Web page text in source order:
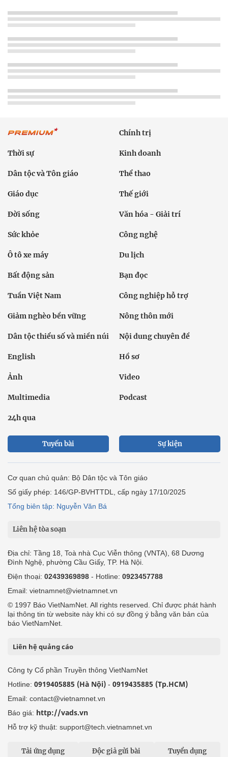
Chính trị
Thời sự Kinh doanh
Dân tộc và Tôn giáo Thể thao
Giáo dục Thế giới
Đời sống Văn hóa - Giải trí
Sức khỏe Công nghệ
Ô tô xe máy Du lịch
Bất động sản Bạn đọc
Tuần Việt Nam Công nghiệp hỗ trợ
Giảm nghèo bền vững Nông thôn mới
Dân tộc thiểu số và miền núi Nội dung chuyên đề
English Hồ sơ
Ảnh Video
Multimedia Podcast
24h qua
Tuyến bài Sự kiện
Cơ quan chủ quản: Bộ Dân tộc và Tôn giáo
Số giấy phép: 146/GP-BVHTTDL, cấp ngày 17/10/2025
Tổng biên tập: Nguyễn Văn Bá
Liên hệ tòa soạn
Địa chỉ: Tầng 18, Toà nhà Cục Viễn thông (VNTA), 68 Dương
Đình Nghệ, phường Cầu Giấy, TP. Hà Nội.
Điện thoại: 02439369898 - Hotline: 0923457788
Email: vietnamnet@vietnamnet.vn
© 1997 Báo VietNamNet. All rights reserved. Chỉ được phát hành
lại thông tin từ website này khi có sự đồng ý bằng văn bản của
báo VietNamNet.
Liên hệ quảng cáo
Công ty Cổ phần Truyền thông VietNamNet
Hotline: 0919405885 (Hà Nội) - 0919435885 (Tp.HCM)
Email: contact@vietnamnet.vn
Báo giá: http://vads.vn
Hỗ trợ kỹ thuật: support@tech.vietnamnet.vn
Tải ứng dụng Độc giả gửi bài Tuyển dụng